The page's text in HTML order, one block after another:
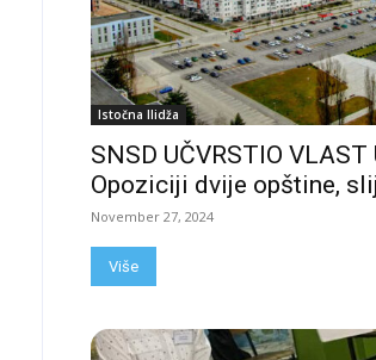
Istočna Ilidža
SNSD UČVRSTIO
Opoziciji dvije opštine,
November 27, 2024
Više